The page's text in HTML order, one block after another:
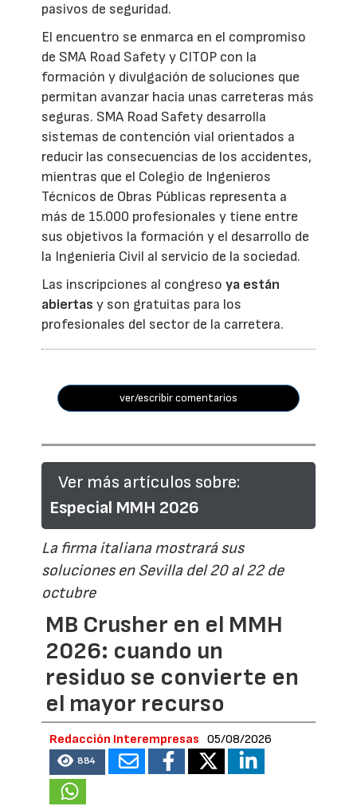
pasivos de seguridad.
El encuentro se enmarca en el compromiso
de SMA Road Safety y CITOP con la
formación y divulgación de soluciones que
permitan avanzar hacia unas carreteras más
seguras. SMA Road Safety desarrolla
sistemas de contención vial orientados a
reducir las consecuencias de los accidentes,
mientras que el Colegio de Ingenieros
Técnicos de Obras Públicas representa a
más de 15.000 profesionales y tiene entre
sus objetivos la formación y el desarrollo de
la Ingeniería Civil al servicio de la sociedad.
Las inscripciones al congresoya están
abiertas y son gratuitas para los
profesionales del sector de la carretera.
ver/escribir comentarios
Ver más artículos sobre:
Especial MMH 2026
La firma italiana mostrará sus
soluciones en Sevilla del 20 al 22 de
octubre
MB Crusher en el MMH
2026: cuando un
residuo se convierte en
el mayor recurso
Redacción Interempresas 05/08/2026
884